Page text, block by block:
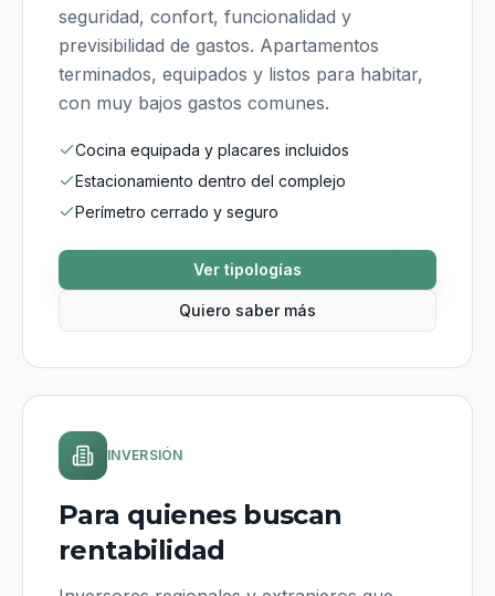
seguridad, confort, funcionalidad y
previsibilidad de gastos. Apartamentos
terminados, equipados y listos para habitar,
con muy bajos gastos comunes.
Cocina equipada y placares incluidos
Estacionamiento dentro del complejo
Perímetro cerrado y seguro
Ver tipologías
Quiero saber más
INVERSIÓN
Para quienes buscan
rentabilidad